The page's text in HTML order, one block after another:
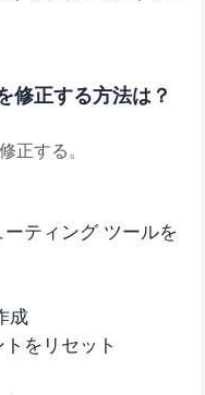
正する方法は？
正する。
ティング ツールを
成
をリセット